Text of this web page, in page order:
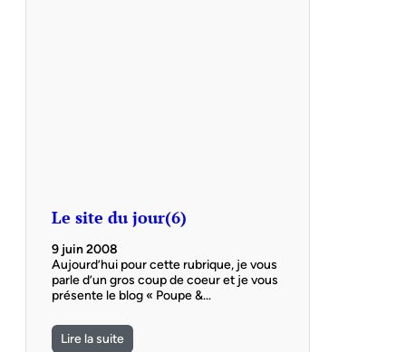
Le site du jour(6)
9 juin 2008
Aujourd’hui pour cette rubrique, je vous
parle d’un gros coup de coeur et je vous
présente le blog « Poupe &…
Lire la suite